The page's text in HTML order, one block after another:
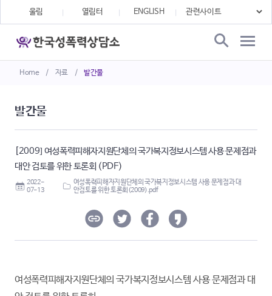
Home / 자료 / 발간물
울림 열림터 ENGLISH
발간물
[2009] 여성폭력피해자지원단체의 국가복지정보시스템 사용 문제점과
대안 검토를 위한 토론회 (PDF)
2022-
07-13
여성폭력피해자지원단체의 국가복지정보시스템 사용 문제점과 대
안검토를 위한 토론회(2009).pdf
여성폭력피해자지원단체의 국가복지정보시스템 사용 문제점과 대